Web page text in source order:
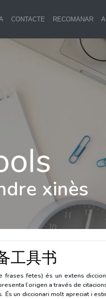
CONTACTE RECOMANAR
xinès
工具书
frases fetes) és un extens
l’origen a través de
És un diccionari molt apreciat i